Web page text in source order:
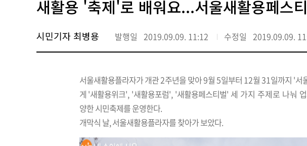
바
로
새활용 '축제'로 배워요...서울새활용페스
시민기자 최병용 발행일 2019.09.09. 11:12 수정일 2019.09.09.
서울새활용플라자가 개관2주년을 맞아9월5일부터 12월31일까지 '서
게 '새활용위크', '새활용포럼', '새활용페스티벌' 세 가지 주제로 나눠
양한 시민축제를 운영한다.
개막식 날, 서울새활용플라자를 찾아가 보았다.